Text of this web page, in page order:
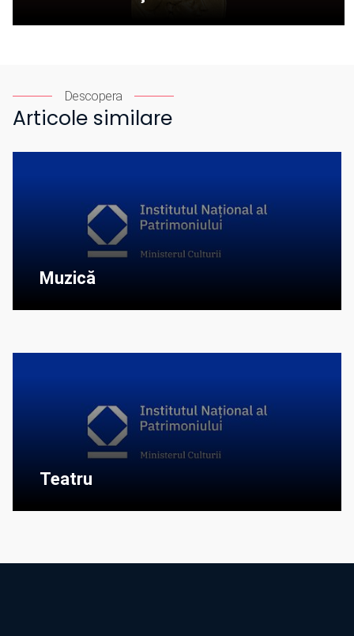
Descopera
Articole similare
Muzică
Teatru